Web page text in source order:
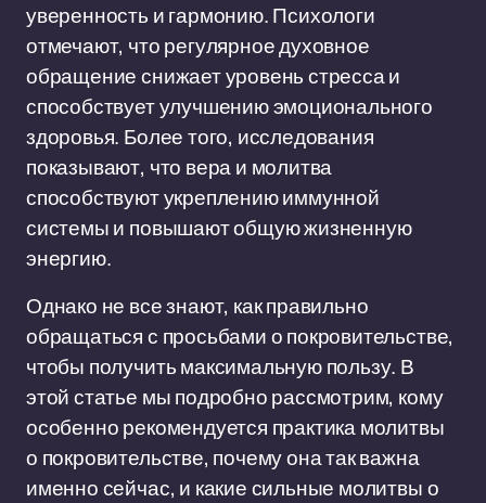
уверенность и гармонию. Психологи
отмечают, что регулярное духовное
обращение снижает уровень стресса и
способствует улучшению эмоционального
здоровья. Более того, исследования
показывают, что вера и молитва
способствуют укреплению иммунной
системы и повышают общую жизненную
энергию.
Однако не все знают, как правильно
обращаться с просьбами о покровительстве,
чтобы получить максимальную пользу. В
этой статье мы подробно рассмотрим, кому
особенно рекомендуется практика молитвы
о покровительстве, почему она так важна
именно сейчас, и какие сильные молитвы о